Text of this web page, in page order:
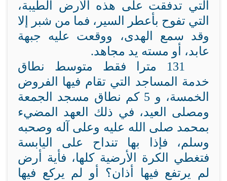
التي تدفقت على هذه الأرض الطيبة،
التي تفوح بأعطر السير، فما من شبر إلا
وقد سمع الهدى، ووقعت عليه جبهة
عابد، أو مسته يد مجاهد.
131 مترا فقط متوسط نطاق
خدمة المساجد التي تقام فيها الفروض
الخمسة، و 5 كم نطاق مسجد الجمعة
ومصلى العيد، في ذلك العهد المضيء
بمحمد صلى الله عليه وعلى آله وصحبه
وسلم، فإذا بها تنداح على اليابسة
فتغطي الكرة الأرضية كلها، فأية أرض
لم يرتفع فيها أذان؟ أو لم يركع فيها